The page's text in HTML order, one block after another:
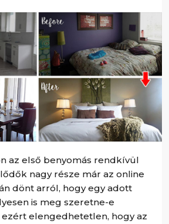
az első benyomás rendkívül
nagy része már az online
dönt arról, hogy egy adott
is meg szeretne-e
elengedhetetlen, hogy az